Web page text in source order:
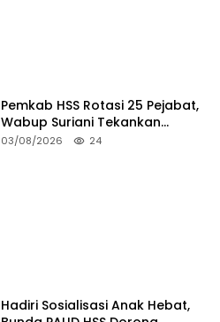
Pemkab HSS Rotasi 25 Pejabat,
Wabup Suriani Tekankan
Kualitas Layanan Publik
03/08/2026 24
Hadiri Sosialisasi Anak Hebat,